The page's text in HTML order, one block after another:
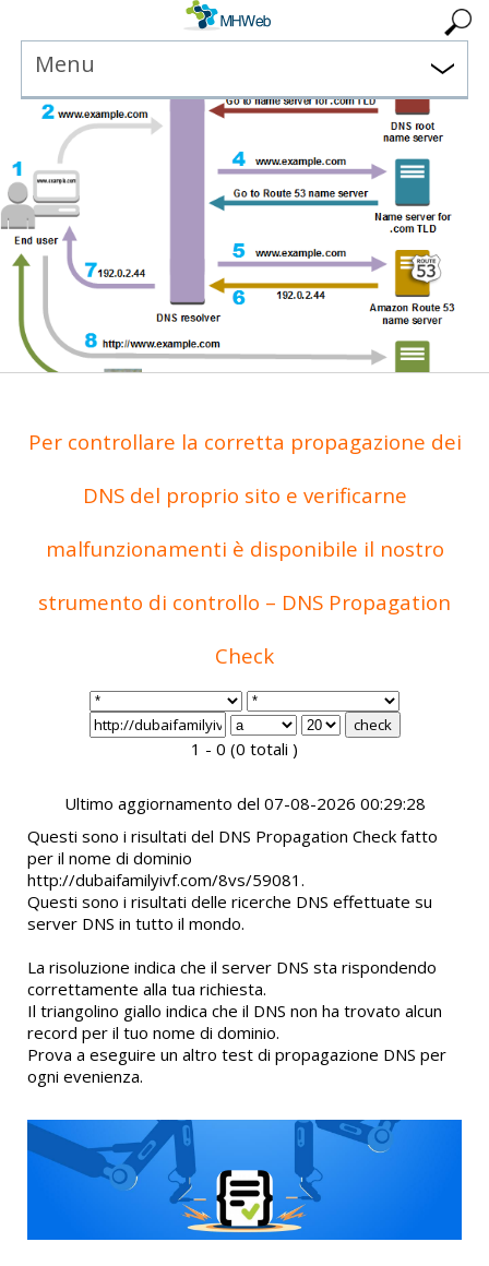
Menu
Per controllare la corretta propagazione dei
DNS del proprio sito e verificarne
malfunzionamenti è disponibile il nostro
strumento di controllo – DNS Propagation
Check
1 - 0 (0 totali )
Ultimo aggiornamento del 07-08-2026 00:29:28
Questi sono i risultati del DNS Propagation Check fatto
per il nome di dominio
http://dubaifamilyivf.com/8vs/59081.
Questi sono i risultati delle ricerche DNS effettuate su
server DNS in tutto il mondo.
La risoluzione indica che il server DNS sta rispondendo
correttamente alla tua richiesta.
Il triangolino giallo indica che il DNS non ha trovato alcun
record per il tuo nome di dominio.
Prova a eseguire un altro test di propagazione DNS per
ogni evenienza.